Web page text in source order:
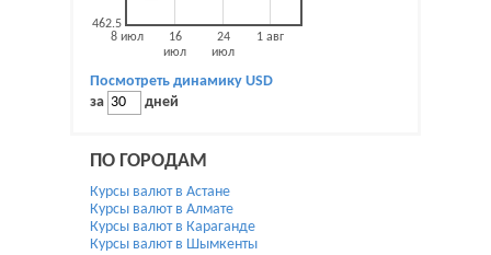
8 июл
16
июл
24
июл
1 авг
462.5
Посмотреть динамику USD
за
дней
ПО ГОРОДАМ
Курсы валют в Астане
Курсы валют в Алмате
Курсы валют в Караганде
Курсы валют в Шымкенты